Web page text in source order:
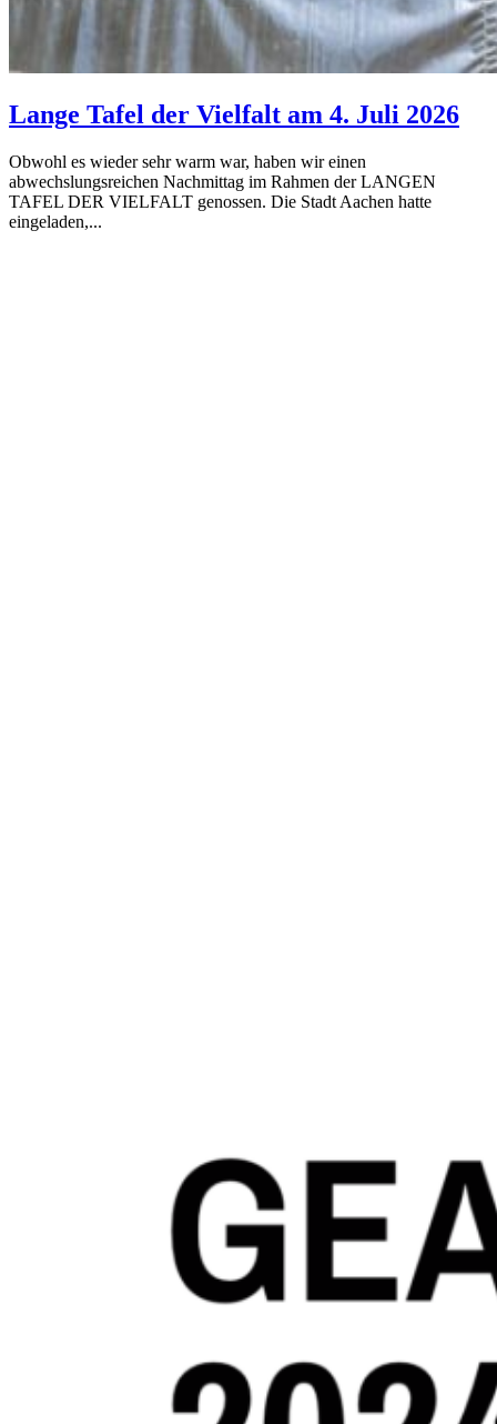
Lange Tafel der Vielfalt am 4. Juli 2026
Obwohl es wieder sehr warm war, haben wir einen
abwechslungsreichen Nachmittag im Rahmen der LANGEN
TAFEL DER VIELFALT genossen. Die Stadt Aachen hatte
eingeladen,...